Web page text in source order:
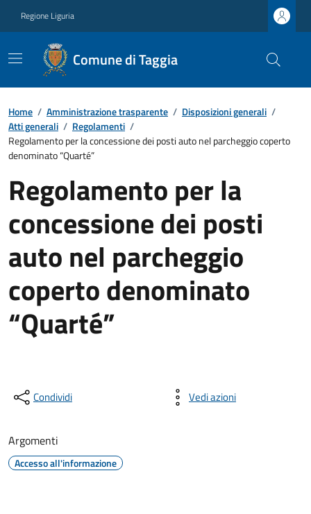
Regione Liguria
Comune di Taggia
Home / Amministrazione trasparente / Disposizioni generali /
Atti generali / Regolamenti /
Regolamento per la concessione dei posti auto nel parcheggio coperto
denominato “Quarté”
Regolamento per la
concessione dei posti
auto nel parcheggio
coperto denominato
“Quarté”
Condividi Vedi azioni
Argomenti
Accesso all'informazione